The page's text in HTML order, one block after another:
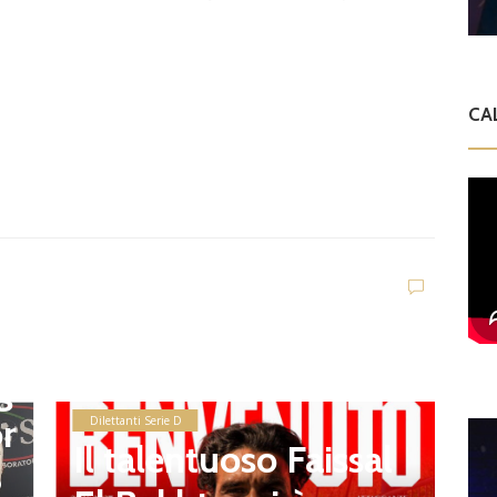
Dilettanti Serie D
Il talentuoso Faissal